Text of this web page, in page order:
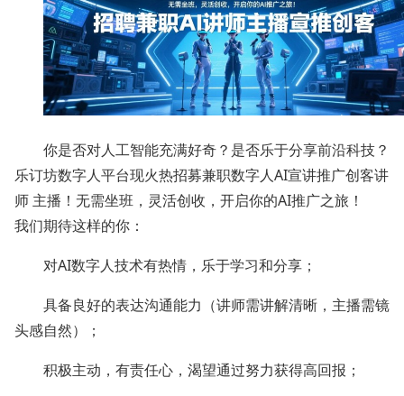
你是否对人工智能充满好奇？是否乐于分享前沿科技？
乐订坊数字人平台现火热招募兼职数字人AI宣讲推广创客讲
师 主播！无需坐班，灵活创收，开启你的AI推广之旅！
我们期待这样的你：
对AI数字人技术有热情，乐于学习和分享；
具备良好的表达沟通能力（讲师需讲解清晰，主播需镜
头感自然）；
积极主动，有责任心，渴望通过努力获得高回报；